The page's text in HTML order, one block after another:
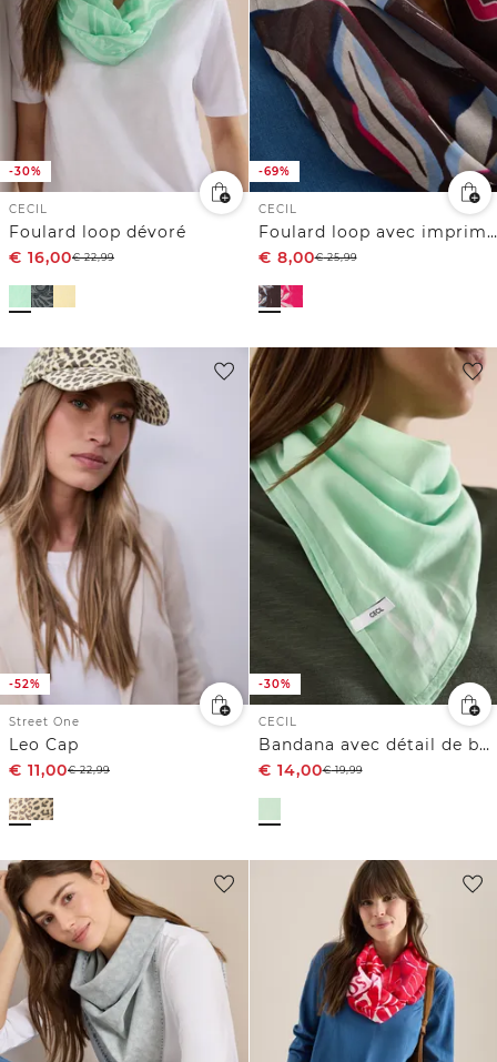
-30%
CECIL
Foulard loop dévoré
€ 16,00€22,99
-69%
CECIL
Foulard loop avec imprimé film
€ 8,00€25,99
-52%
Street One
Leo Cap
€ 11,00€22,99
-30%
CECIL
Bandana avec détail de bande
€ 14,00€19,99